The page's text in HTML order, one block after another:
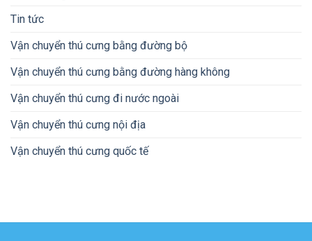
Tin tức
Vận chuyển thú cưng bằng đường bộ
Vận chuyển thú cưng bằng đường hàng không
Vận chuyển thú cưng đi nước ngoài
Vận chuyển thú cưng nội địa
Vận chuyển thú cưng quốc tế